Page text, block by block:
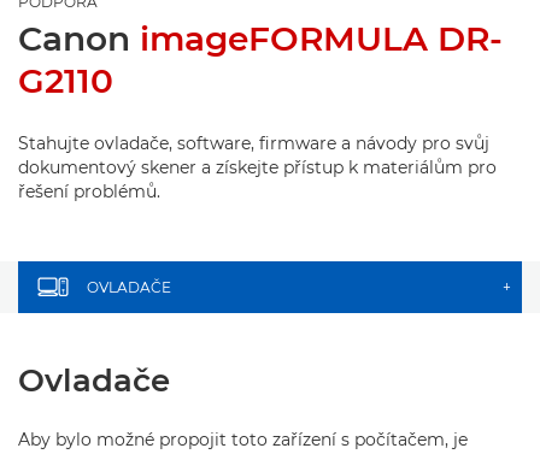
Canon imageFORMULA DR-
G2110
Stahujte ovladače, software, firmware a návody pro svůj
dokumentový skener a získejte přístup k materiálům pro
řešení problémů.
OVLADAČE +
Ovladače
Aby bylo možné propojit toto zařízení s počítačem, je